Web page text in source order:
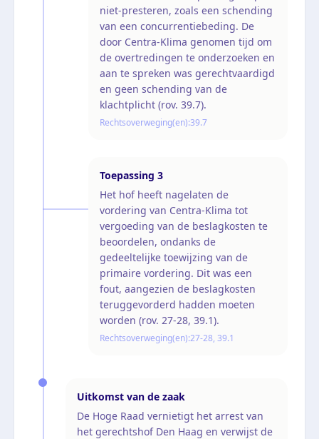
niet-presteren, zoals een schending
van een concurrentiebeding. De
door Centra-Klima genomen tijd om
de overtredingen te onderzoeken en
aan te spreken was gerechtvaardigd
en geen schending van de
klachtplicht (rov. 39.7).
Rechtsoverweging(en):39.7
Toepassing 3
Het hof heeft nagelaten de
vordering van Centra-Klima tot
vergoeding van de beslagkosten te
beoordelen, ondanks de
gedeeltelijke toewijzing van de
primaire vordering. Dit was een
fout, aangezien de beslagkosten
teruggevorderd hadden moeten
worden (rov. 27-28, 39.1).
Rechtsoverweging(en):27-28, 39.1
Uitkomst van de zaak
De Hoge Raad vernietigt het arrest van
het gerechtshof Den Haag en verwijst de